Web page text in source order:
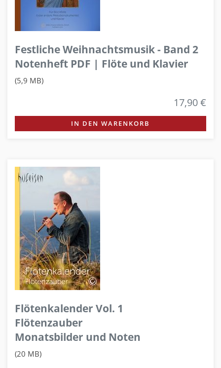
Festliche Weihnachtsmusik - Band 2
Notenheft PDF | Flöte und Klavier
(5,9 MB)
17,90 €
IN DEN WARENKORB
Flötenkalender Vol. 1
Flötenzauber
Monatsbilder und Noten
(20 MB)